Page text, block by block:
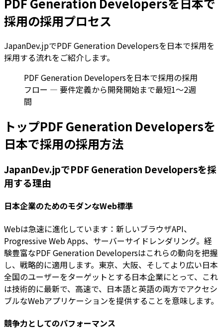
採用の採用プロセス
JapanDev.jpでPDF Generation Developersを日本で採用を
採用する流れをご紹介します。
PDF Generation Developersを日本で採用の採用
フロー — 要件定義から開発開始まで最短1〜2週
間
トップPDF Generation Developersを
日本で採用の採用方法
JapanDev.jpでPDF Generation Developersを採
用する理由
日本企業のためのモダンなWeb標準
Webは急速に進化しています：新しいブラウザAPI、
Progressive Web Apps、サーバーサイドレンダリング。経
験豊富なPDF Generation Developersはこれらの動向を把握
し、戦略的に適用します。東京、大阪、そしてより広い日本
全国のユーザーをターゲットとする日本企業にとって、これ
は技術的に最新で、高速で、日本語と英語の両方でアクセシ
ブルなWebアプリケーションを提供することを意味します。
競争力としてのパフォーマンス